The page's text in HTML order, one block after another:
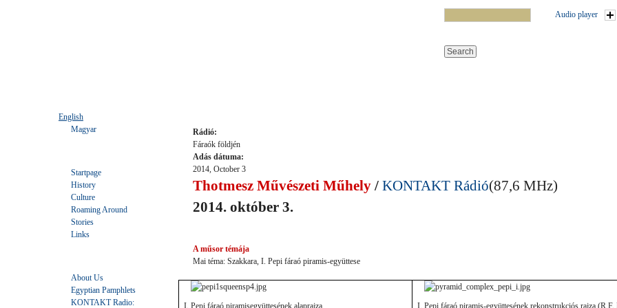
Audio player
English
Magyar
Startpage
History
Culture
Roaming Around
Stories
Links
About Us
Egyptian Pamphlets
KONTAKT Radio:
Rádió:
Fáraók földjén
Adás dátuma:
2014, October 3
Thotmesz Művészeti Műhely / KONTAKT Rádió(87,6 MHz)
2014. október 3.
A műsor témája
Mai téma: Szakkara, I. Pepi fáraó piramis-együttese
I. Pepi fáraó piramisegyüttesének alaprajza
I. Pepi fáraó piramis-együttesének rekonstrukciós rajza